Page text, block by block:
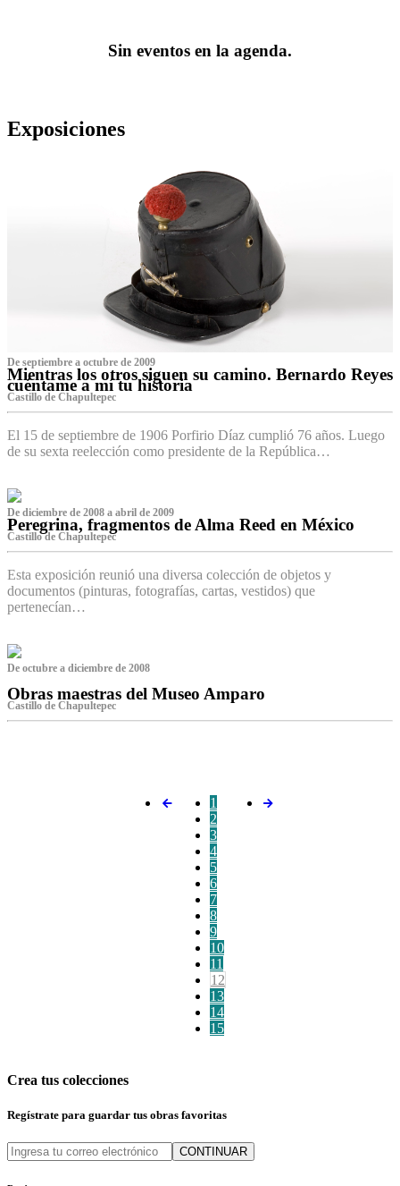
Sin eventos en la agenda.
Exposiciones
De septiembre a octubre de 2009
Mientras los otros siguen su camino. Bernardo Reyes
cuéntame a mí tu historia
Castillo de Chapultepec
El 15 de septiembre de 1906 Porfirio Díaz cumplió 76 años. Luego
de su sexta reelección como presidente de la República…
De diciembre de 2008 a abril de 2009
Peregrina, fragmentos de Alma Reed en México
Castillo de Chapultepec
Esta exposición reunió una diversa colección de objetos y
documentos (pinturas, fotografías, cartas, vestidos) que
pertenecían…
De octubre a diciembre de 2008
Obras maestras del Museo Amparo
Castillo de Chapultepec
1
2
3
4
5
6
7
8
9
10
11
12
13
14
15
Crea tus colecciones
Regístrate para guardar tus obras favoritas
CONTINUAR